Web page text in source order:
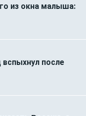
из окна малыша:
после